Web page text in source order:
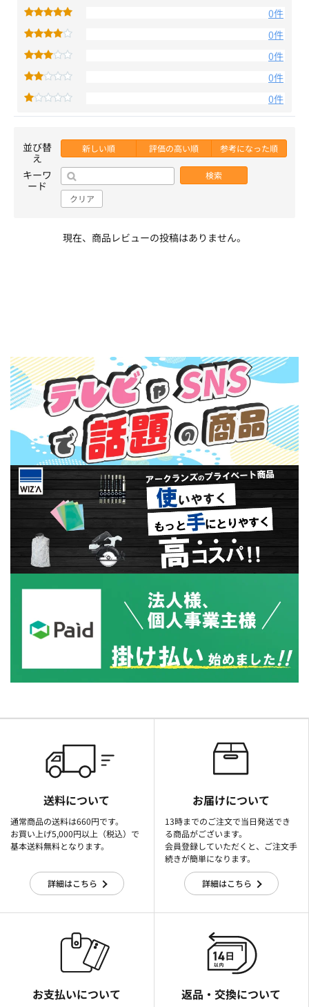
0件
0件
0件
0件
0件
並び替
え
新しい順 評価の高い順 参考になった順
キーワ
ード
検索
クリア
現在、商品レビューの投稿はありません。
送料について
通常商品の送料は660円です。
お買い上げ5,000円以上（税込）で
基本送料無料となります。
詳細はこちら
お届けについて
13時までのご注文で当日発送でき
る商品がございます。
会員登録していただくと、ご注文手
続きが簡単になります。
詳細はこちら
お支払いについて 返品・交換について